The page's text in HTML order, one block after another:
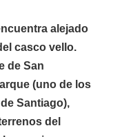
alejado
casco vello.
de San
(uno de los
Santiago),
del